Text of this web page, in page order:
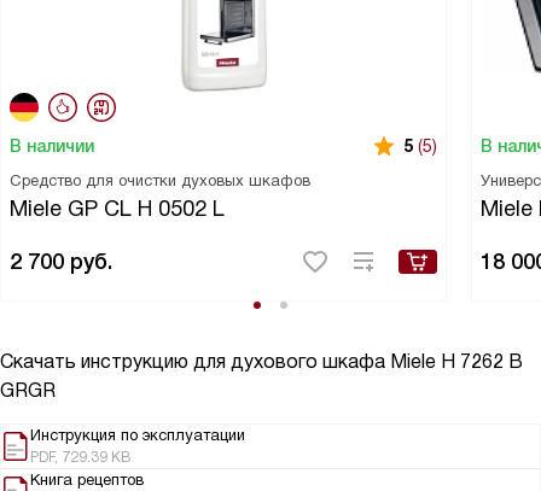
В наличии 5 (5)
Средство для очистки духовых шкафов
Miele GP CL H 0502 L
2 700 руб.
В
Miele
18
Скачать инструкцию для духового шкафа Miele H 7262 B
GRGR
Инструкция по эксплуатации
PDF, 729.39 KB
Книга рецептов